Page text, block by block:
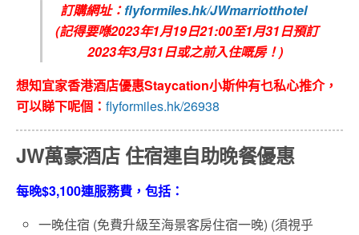
訂購網址：flyformiles.hk/JWmarriotthotel
(記得要喺2023年1月19日21:00至1月31日預訂
2023年3月31日或之前入住嘅房！)
想知宜家香港酒店優惠Staycation小斯仲有乜私心推介，
可以睇下呢個： flyformiles.hk/26938
JW萬豪酒店 住宿連自助晚餐優惠
每晚$3,100連服務費，包括：
一晚住宿 (免費升級至海景客房住宿一晚) (須視乎